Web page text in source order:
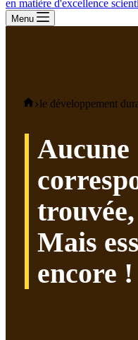
Menu
Maison
le développement
Aucune
trouvée,
Mais
encore !